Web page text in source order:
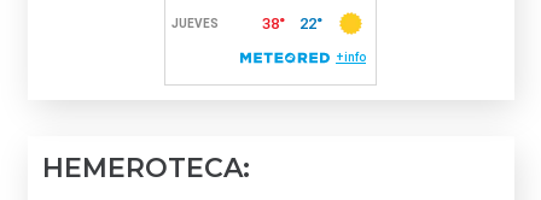
HEMEROTECA: